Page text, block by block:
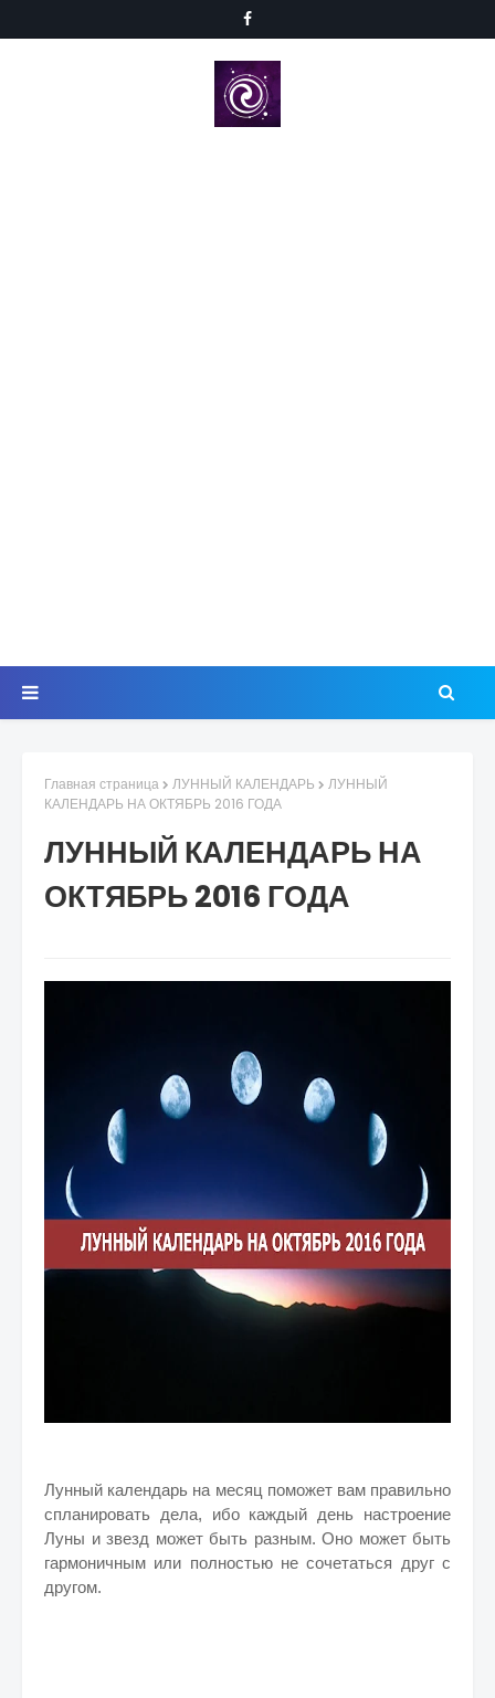
Главная страница ЛУННЫЙ КАЛЕНДАРЬ
ЛУННЫЙ
КАЛЕНДАРЬ НА ОКТЯБРЬ 2016 ГОДА
ЛУННЫЙ КАЛЕНДАРЬ НА
ОКТЯБРЬ 2016 ГОДА
Лунный календарь на месяц поможет вам правильно
спланировать дела, ибо каждый день настроение
Луны и звезд может быть разным. Оно может быть
гармоничным или полностью не сочетаться друг с
другом.